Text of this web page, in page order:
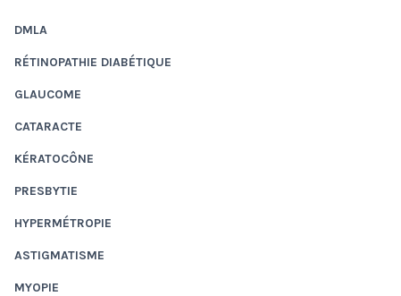
DMLA
RÉTINOPATHIE DIABÉTIQUE
GLAUCOME
CATARACTE
KÉRATOCÔNE
PRESBYTIE
HYPERMÉTROPIE
ASTIGMATISME
MYOPIE